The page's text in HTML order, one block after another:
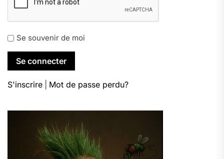
Se souvenir de moi
S'inscrire Mot de passe perdu?